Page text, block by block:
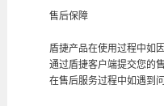
售后保障
盾捷产品在使用过程中如
通过盾捷客户端提交您的
在售后服务过程中如遇到